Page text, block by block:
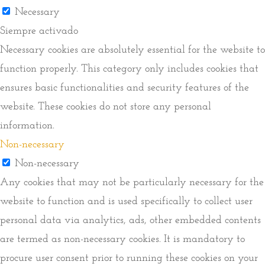
Necessary
Siempre activado
Necessary cookies are absolutely essential for the website to
function properly. This category only includes cookies that
ensures basic functionalities and security features of the
website. These cookies do not store any personal
information.
Non-necessary
Non-necessary
Any cookies that may not be particularly necessary for the
website to function and is used specifically to collect user
personal data via analytics, ads, other embedded contents
are termed as non-necessary cookies. It is mandatory to
procure user consent prior to running these cookies on your